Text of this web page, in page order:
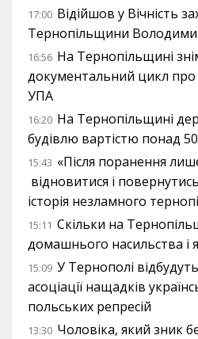
17:00 Відійшов у Вічність
Тернопільщини
16:56 На Тернопільщині
документальний цикл
УПА
16:20 На Тернопільщині
будівлю вартістю понад
15:43 «Після поранення
відновитися і
історія незламного
15:11 Скільки на
домашнього насильства і
15:09 У Тернополі
асоціації нащадків
польських репресій
13:30 Чоловіка, який зник